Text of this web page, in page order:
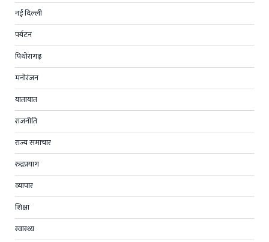
नई दिल्ली
पर्यटन
पिथोरागढ़
मनोरंजन
यातायात
राजनीति
राज्य समाचार
रुद्रप्रयाग
व्यापार
शिक्षा
स्वास्थ्य